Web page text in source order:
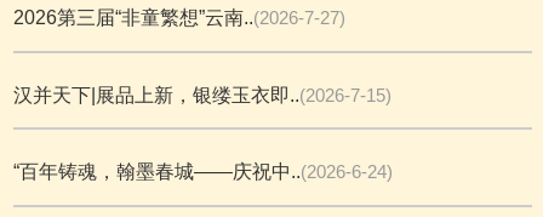
2026第三届“非童繁想”云南..(2026-7-27)
汉并天下|展品上新，银缕玉衣即..(2026-7-15)
“百年铸魂，翰墨春城——庆祝中..(2026-6-24)